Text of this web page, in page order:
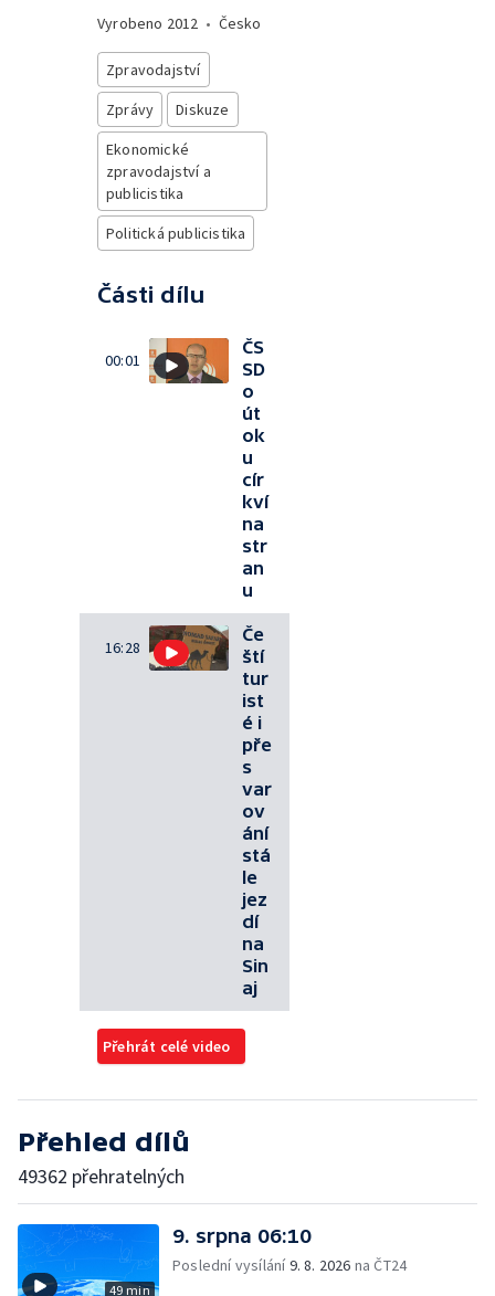
Vyrobeno 2012 • Česko
Zpravodajství
Zprávy
Diskuze
Ekonomické
zpravodajství a
publicistika
Politická publicistika
Části dílu
00:01
ČS
SD
o
út
ok
u
cír
kví
na
str
an
u
16:28
Če
ští
tur
ist
é i
pře
s
var
ov
ání
stá
le
jez
dí
na
Sin
aj
Přehrát celé video
Přehled dílů
49362 přehratelných
49 min
9. srpna 06:10
Poslední vysílání9. 8. 2026 na ČT24